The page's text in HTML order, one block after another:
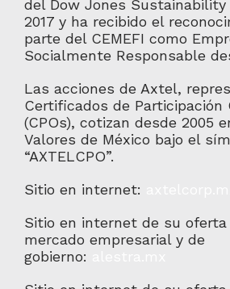
del Dow Jones Sustainability
2017 y ha recibido el
parte del CEMEFI como
Socialmente Responsable
Las acciones de Axtel,
Certificados de Participación
(CPOs), cotizan desde 2005
Valores de México bajo el
“AXTELCPO”.
Sitio en internet:
Sitio en internet de su oferta
mercado empresarial y de
gobierno: